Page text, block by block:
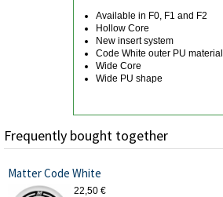
Available in F0, F1 and F2
Hollow Core
New insert system
Code White outer PU material
Wide Core
Wide PU shape
Frequently bought together
Matter Code White
22,50 €